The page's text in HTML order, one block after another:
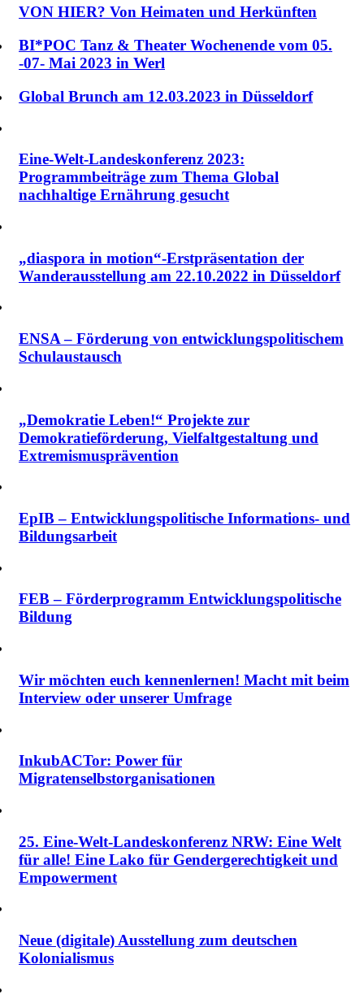
VON HIER? Von Heimaten und Herkünften
BI*POC Tanz & Theater Wochenende vom 05.
-07- Mai 2023 in Werl
Global Brunch am 12.03.2023 in Düsseldorf
Eine-Welt-Landeskonferenz 2023:
Programmbeiträge zum Thema Global
nachhaltige Ernährung gesucht
„diaspora in motion“-Erstpräsentation der
Wanderausstellung am 22.10.2022 in Düsseldorf
ENSA – Förderung von entwicklungspolitischem
Schulaustausch
„Demokratie Leben!“ Projekte zur
Demokratieförderung, Vielfalt­gestaltung und
Extremismus­prävention
EpIB – Entwicklungspolitische Informations- und
Bildungsarbeit
FEB – Förderprogramm Entwicklungspolitische
Bildung
Wir möchten euch kennenlernen! Macht mit beim
Interview oder unserer Umfrage
InkubACTor: Power für
Migratenselbstorganisationen
25. Eine-Welt-Landeskonferenz NRW: Eine Welt
für alle! Eine Lako für Gendergerechtigkeit und
Empowerment
Neue (digitale) Ausstellung zum deutschen
Kolonialismus